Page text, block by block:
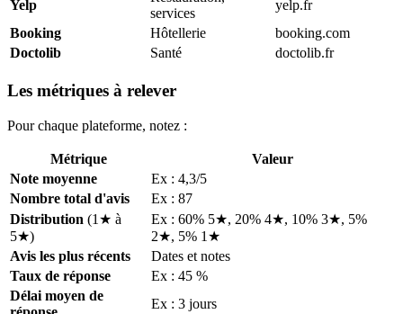
Yelp
services
yelp.fr
Booking
Hôtellerie
booking.com
Doctolib
Santé doctolib.fr
Les métriques à relever
Pour chaque plateforme, notez :
Métrique
Valeur
Note moyenne
Ex : 4,3/5
Nombre total d'avis
Ex : 87
Distribution (1★ à
5★)
Ex : 60% 5★, 20% 4★, 10% 3★, 5%
2★, 5% 1★
Avis les plus récents
Dates et notes
Taux de réponse
Ex : 45 %
Délai moyen de
Ex : 3 jours